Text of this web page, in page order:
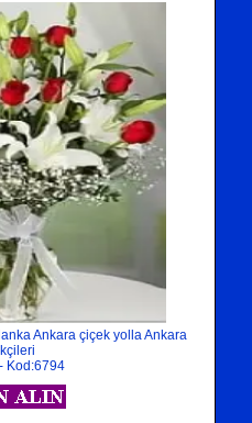
Ankara çiçek yolla Ankara
Kod:6794